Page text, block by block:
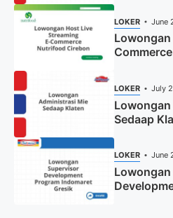
LOKER June
LOKER July
Sedaap
LOKER June